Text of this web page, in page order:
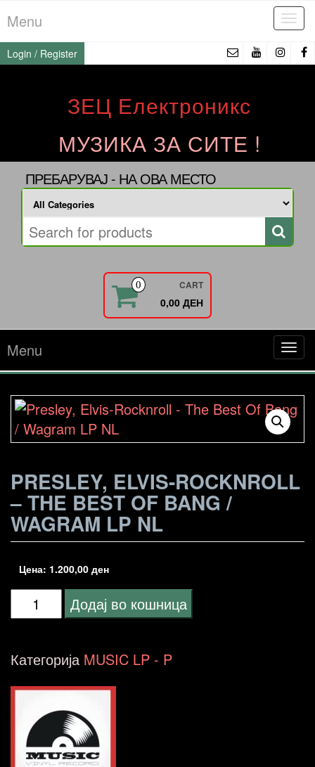
to
the
content
Menu
Login / Register
ЗЕЦ Електроникс
МУЗИКА ЗА СИТЕ !
ПРЕБАРУВАЈ - НА ОВА МЕСТО
0 CART
0,00 ДЕН
Menu
PRESLEY, ELVIS-ROCKNROLL
– THE BEST OF BANG /
WAGRAM LP NL
Цена: 1.200,00 ден
Presley,
Rocknroll
Best
Додај во кошница
Категорија MUSIC LP - P